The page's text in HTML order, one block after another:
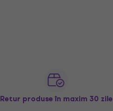
Retur produse în maxim 30 zile